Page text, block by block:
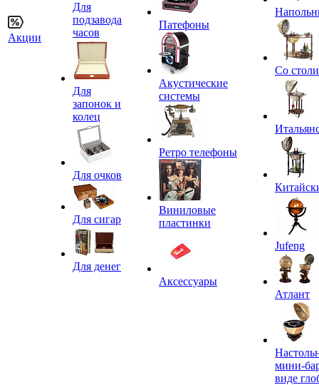
Акции
Для
подзавода
часов
Для
запонок и
колец
Для очков
Для сигар
Для денег
Патефоны
Акустические
системы
Ретро телефоны
Виниловые
пластинки
Аксессуары
Со
Jufeng
Атлант
мини-
виде